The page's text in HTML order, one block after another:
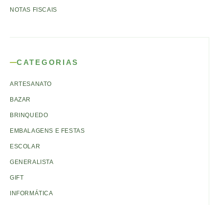
NOTAS FISCAIS
CATEGORIAS
ARTESANATO
BAZAR
BRINQUEDO
EMBALAGENS E FESTAS
ESCOLAR
GENERALISTA
GIFT
INFORMÁTICA